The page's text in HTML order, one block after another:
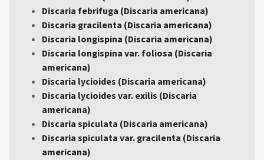
Discaria febrifuga (Discaria americana)
Discaria gracilenta (Discaria americana)
Discaria longispina (Discaria americana)
Discaria longispina var. foliosa (Discaria
americana)
Discaria lycioides (Discaria americana)
Discaria lycioides var. exilis (Discaria
americana)
Discaria spiculata (Discaria americana)
Discaria spiculata var. gracilenta (Discaria
americana)